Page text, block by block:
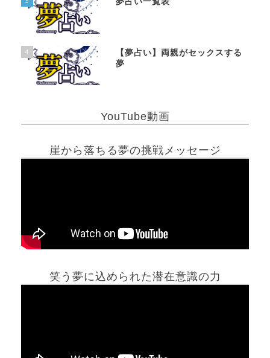
4
【夢占い】両親がセックスする
夢
YouTube動画
崖から落ちる夢の挑戦メッセージ
笑う夢に込められた潜在意識の力